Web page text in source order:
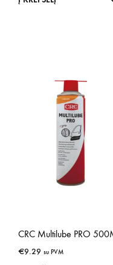
CRC Multilube PRO
€9.29 su PVM